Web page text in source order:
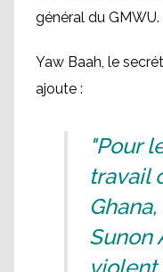
général du GMWU.
Yaw Baah, le
ajoute :
"Pour
travail
Sunon